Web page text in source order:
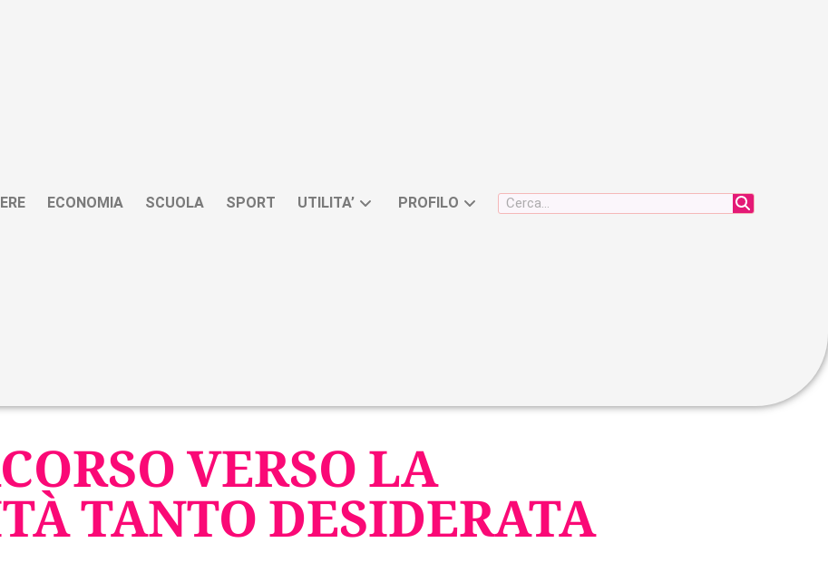
ECONOMIA SCUOLA SPORT UTILITA’ PROFILO
VERSO LA
TANTO DESIDERATA